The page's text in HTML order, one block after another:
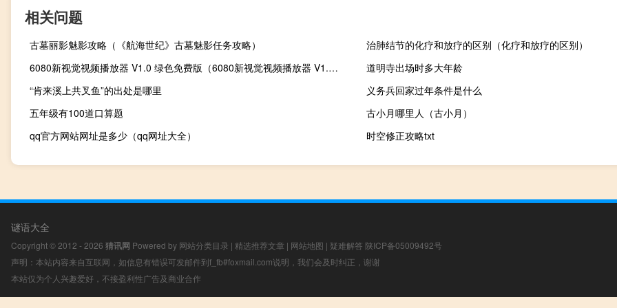
相关问题
古墓丽影魅影攻略（《航海世纪》古墓魅影任务攻略）
治肺结节的化疗和放疗的区别（化疗和放疗的区别）
6080新视觉视频播放器 V1.0 绿色免费版（6080新视觉视频播放器 V1.0 绿色免费版功能简介）
道明寺出场时多大年龄
“肯来溪上共叉鱼”的出处是哪里
义务兵回家过年条件是什么
五年级有100道口算题
古小月哪里人（古小月）
qq官方网站网址是多少（qq网址大全）
时空修正攻略txt
谜语大全
Copyright © 2012 - 2026 猜讯网 Powered by 网站分类目录 | 精选推荐文章 | 网站地图 | 疑难解答 陕ICP备05009492号
声明：本站内容来自互联网，如信息有错误可发邮件到f_fb#foxmail.com说明，我们会及时纠正，谢谢
本站仅为个人兴趣爱好，不接盈利性广告及商业合作